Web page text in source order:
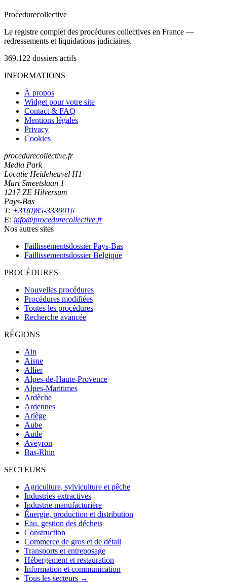
Procedurecollective
Le registre complet des procédures collectives en France —
redressements et liquidations judiciaires.
369.122 dossiers actifs
INFORMATIONS
À propos
Widget pour votre site
Contact & FAQ
Mentions légales
Privacy
Cookies
procedurecollective.fr
Media Park
Locatie Heideheuvel H1
Mart Smeetslaan 1
1217 ZE Hilversum
Pays-Bas
T: +31(0)85-3330016
E: info@procedurecollective.fr
Nos autres sites
Faillissementsdossier Pays-Bas
Faillissementsdossier Belgique
PROCÉDURES
Nouvelles procédures
Procédures modifiées
Toutes les procédures
Recherche avancée
RÉGIONS
Ain
Aisne
Allier
Alpes-de-Haute-Provence
Alpes-Maritimes
Ardèche
Ardennes
Ariège
Aube
Aude
Aveyron
Bas-Rhin
SECTEURS
Agriculture, sylviculture et pêche
Industries extractives
Industrie manufacturière
Énergie, production et distribution
Eau, gestion des déchets
Construction
Commerce de gros et de détail
Transports et entreposage
Hébergement et restauration
Information et communication
Tous les secteurs →